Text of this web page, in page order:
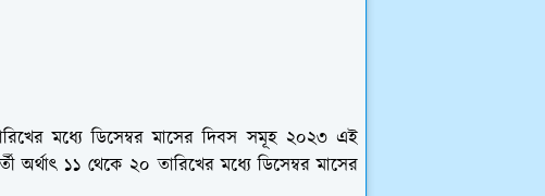
মধ্যে ডিসেম্বর মাসের দিবস সমূহ ২০২৩ এই
অর্থাৎ ১১ থেকে ২০ তারিখের মধ্যে ডিসেম্বর মাসের